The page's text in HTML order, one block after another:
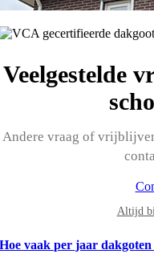
Veelgestelde
Andere vraag of
Altijd
Hoe vaak per jaar dakgoten